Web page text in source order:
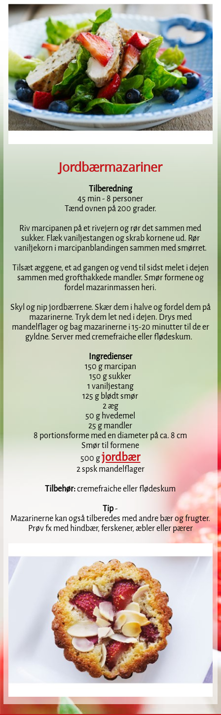
Jordbærmazariner
Tilberedning
45 min - 8 personer
Tænd ovnen på 200 grader.
Riv marcipanen på et rivejern og rør det sammen med
sukker. Flæk vaniljestangen og skrab kornene ud. Rør
vaniljekorn i marcipanblandingen sammen med smørret.
Tilsæt æggene, et ad gangen og vend til sidst melet i dejen
sammen med grofthakkede mandler. Smør formene og
fordel mazarinmassen heri.
Skyl og nip jordbærrene. Skær dem i halve og fordel dem på
mazarinerne. Tryk dem let ned i dejen. Drys med
mandelflager og bag mazarinerne i 15-20 minutter til de er
gyldne. Server med cremefraiche eller flødeskum.
Ingredienser
150 g marcipan
150 g sukker
1 vaniljestang
125 g blødt smør
2 æg
50 g hvedemel
25 g mandler
8 portionsforme med en diameter på ca. 8 cm
Smør til formene
500 gjordbær
2 spsk mandelflager
Tilbehør:cremefraiche eller flødeskum
Tip-
Mazarinerne kan også tilberedes med andre bær og frugter.
Prøv fx med hindbær, ferskener, æbler eller pærer